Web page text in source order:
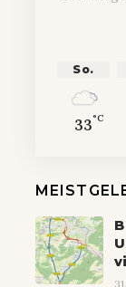
So.
33°C